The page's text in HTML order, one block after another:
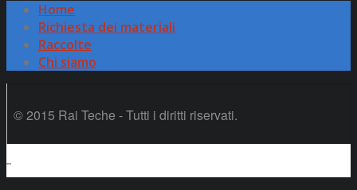
Home
Richiesta dei materiali
Raccolte
Chi siamo
© 2015 Rai Teche - Tutti i diritti riservati.